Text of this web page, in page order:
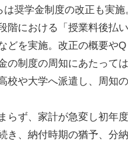
奨学金制度の改正も実
階における「授業料後払
どを実施。改正の概要や
の制度の周知にあたって
校や大学へ派遣し、周知
ず、家計が急変し初年
き、納付時期の猶予、分